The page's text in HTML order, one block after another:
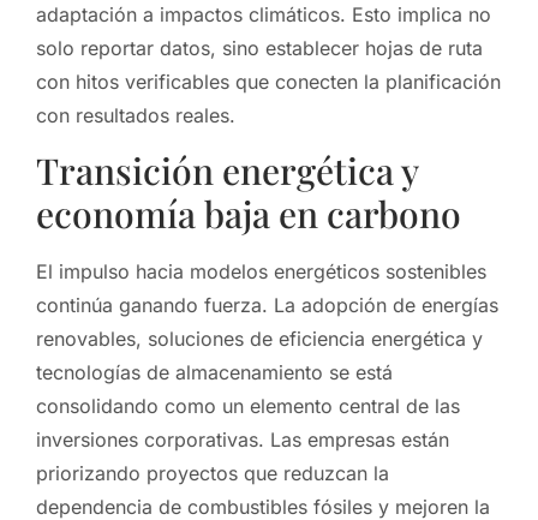
adaptación a impactos climáticos. Esto implica no
solo reportar datos, sino establecer hojas de ruta
con hitos verificables que conecten la planificación
con resultados reales.
Transición energética y
economía baja en carbono
El impulso hacia modelos energéticos sostenibles
continúa ganando fuerza. La adopción de energías
renovables, soluciones de eficiencia energética y
tecnologías de almacenamiento se está
consolidando como un elemento central de las
inversiones corporativas. Las empresas están
priorizando proyectos que reduzcan la
dependencia de combustibles fósiles y mejoren la